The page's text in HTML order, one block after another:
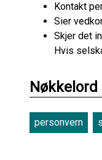
Kontakt
Sier
Skjer det
Hvis
Nøkkelord
personvern